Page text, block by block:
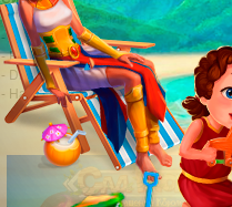
- OS: Windows 7 или более поздняя
- CPU: 1.0 GHz
- RAM: 512 MB
- DirectX: 9.0
- Hard Drive: 1055 MB